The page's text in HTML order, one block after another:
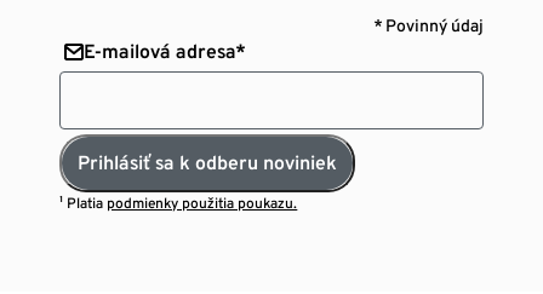
* Povinný údaj
E-mailová adresa*
Prihlásiť sa k odberu noviniek
¹ Platia podmienky použitia poukazu.